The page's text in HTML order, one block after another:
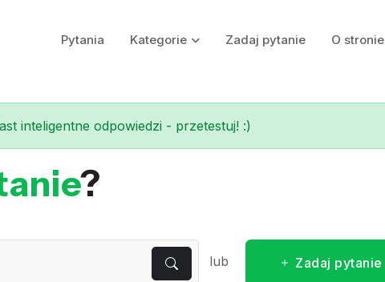
Pytania Kategorie Zadaj pytanie O stronie
inteligentne odpowiedzi - przetestuj! :)
?
lub Zadaj pytanie